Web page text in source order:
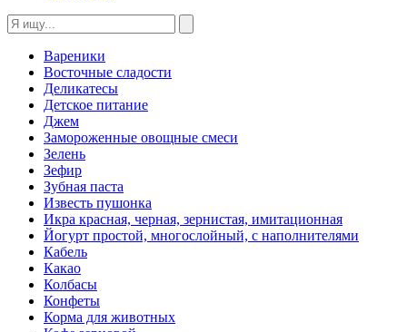
Вареники
Восточные сладости
Деликатесы
Детское питание
Джем
Замороженные овощные смеси
Зелень
Зефир
Зубная паста
Известь пушонка
Икра красная, черная, зернистая, имитационная
Йогурт простой, многослойный, с наполнителями
Кабель
Какао
Колбасы
Конфеты
Корма для животных